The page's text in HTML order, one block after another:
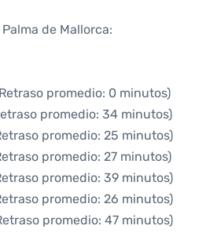
de Mallorca:
promedio: 0 minutos)
promedio: 34 minutos)
promedio: 25 minutos)
promedio: 27 minutos)
promedio: 39 minutos)
promedio: 26 minutos)
promedio: 47 minutos)